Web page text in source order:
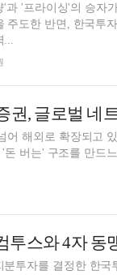
과 '프라이싱'의 승자
주도한 반면, 한국투
...
어 해외로 확장되고
돈 버는' 구조를 만드
투자를 결정한 한